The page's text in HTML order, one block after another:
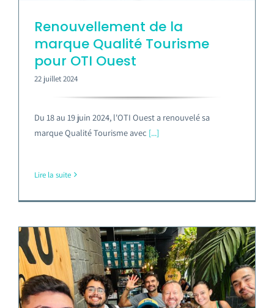
Renouvellement de la
marque Qualité Tourisme
pour OTI Ouest
22 juillet 2024
Du 18 au 19 juin 2024, l'OTI Ouest a renouvelé sa
marque Qualité Tourisme avec [...]
Lire la suite